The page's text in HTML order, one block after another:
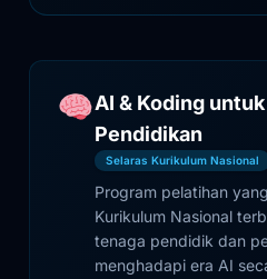
AI & Koding
Pendidikan
Selaras Kurikulum Nasional
Program pelatihan
Kurikulum Nasional
tenaga pendidik dan
menghadapi era AI